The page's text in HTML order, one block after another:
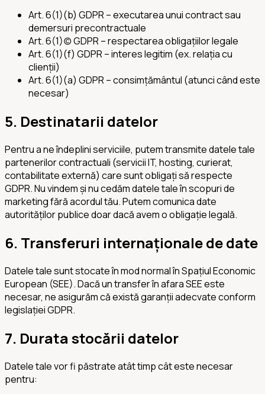
Art. 6(1)(b) GDPR – executarea unui contract sau
demersuri precontractuale
Art. 6(1)(c) GDPR – respectarea obligațiilor legale
Art. 6(1)(f) GDPR – interes legitim (ex. relația cu
clienții)
Art. 6(1)(a) GDPR – consimțământul (atunci când este
necesar)
5. Destinatarii datelor
Pentru a ne îndeplini serviciile, putem transmite datele tale
partenerilor contractuali (servicii IT, hosting, curierat,
contabilitate externă) care sunt obligați să respecte
GDPR. Nu vindem și nu cedăm datele tale în scopuri de
marketing fără acordul tău. Putem comunica date
autorităților publice doar dacă avem o obligație legală.
6. Transferuri internaționale de date
Datele tale sunt stocate în mod normal în Spațiul Economic
European (SEE). Dacă un transfer în afara SEE este
necesar, ne asigurăm că există garanții adecvate conform
legislației GDPR.
7. Durata stocării datelor
Datele tale vor fi păstrate atât timp cât este necesar
pentru: